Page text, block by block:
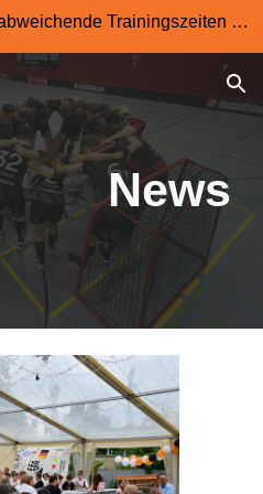
In den Sommerferien finden abweichende Trainingszeiten statt
News